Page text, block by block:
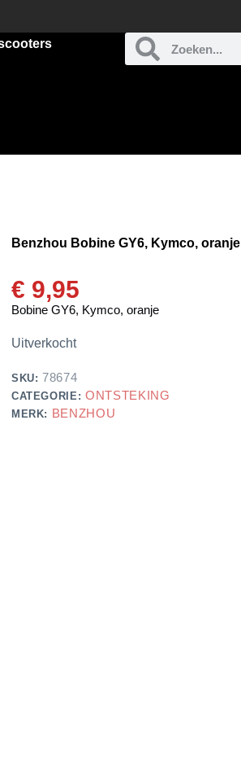
Benzhou Bobine GY6, Kymco, oranje
€ 9,95
Bobine GY6, Kymco, oranje
Uitverkocht
SKU: 78674
CATEGORIE:ONTSTEKING
MERK: BENZHOU